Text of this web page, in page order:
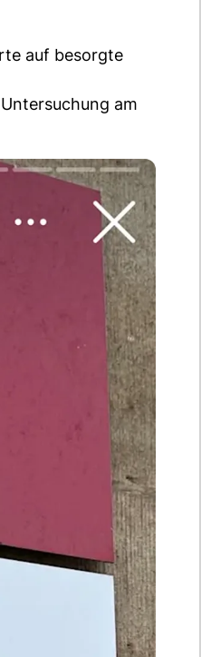
auf besorgte
am